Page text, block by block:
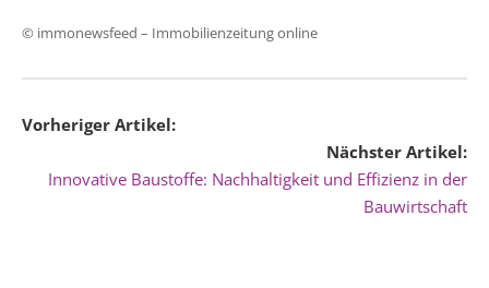
© immonewsfeed – Immobilienzeitung online
Vorheriger Artikel:
Nächster Artikel:
Innovative Baustoffe: Nachhaltigkeit und Effizienz in der
Bauwirtschaft